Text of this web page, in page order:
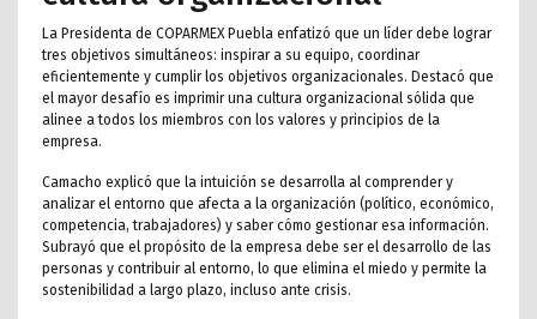
La Presidenta de COPARMEX Puebla enfatizó que un líder debe lograr
tres objetivos simultáneos: inspirar a su equipo, coordinar
eficientemente y cumplir los objetivos organizacionales. Destacó que
el mayor desafío es imprimir una cultura organizacional sólida que
alinee a todos los miembros con los valores y principios de la
empresa.
Camacho explicó que la intuición se desarrolla al comprender y
analizar el entorno que afecta a la organización (político, económico,
competencia, trabajadores) y saber cómo gestionar esa información.
Subrayó que el propósito de la empresa debe ser el desarrollo de las
personas y contribuir al entorno, lo que elimina el miedo y permite la
sostenibilidad a largo plazo, incluso ante crisis.